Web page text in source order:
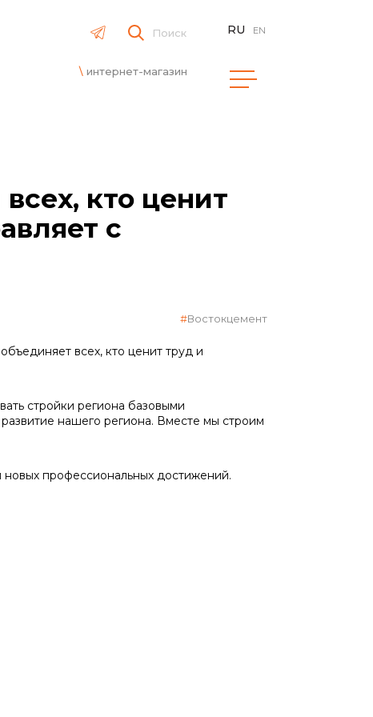
Поиск
интернет-магазин
RU EN
кто ценит
с
Востокцемент
всех, кто ценит труд и
стройки региона базовыми
нашего региона. Вместе мы строим
профессиональных достижений.